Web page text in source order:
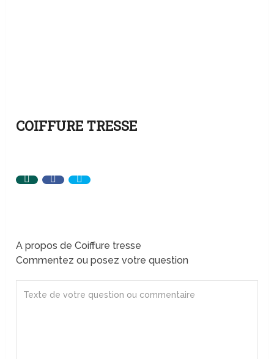
COIFFURE TRESSE
A propos de Coiffure tresse
Commentez ou posez votre question